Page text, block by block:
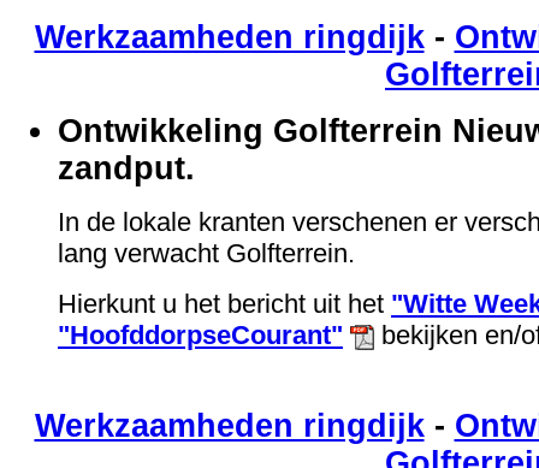
Werkzaamheden ringdijk-
Ontwikkeling Golfterrein
zandput.
In de lokale kranten verschenen er
lang verwacht Golfterrein.
Hierkunt u het bericht uit het "Witte
"HoofddorpseCourant"
bekijken en/
Werkzaamheden ringdijk-